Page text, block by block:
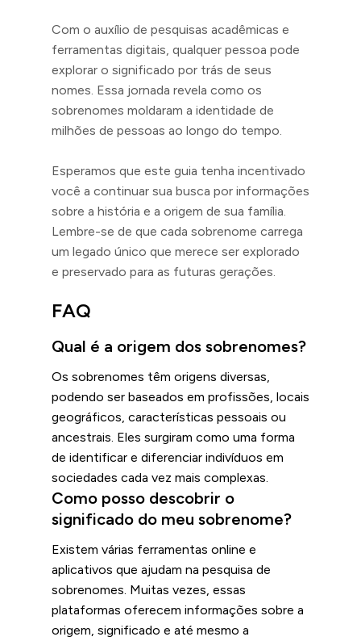
Com o auxílio de pesquisas acadêmicas e
ferramentas digitais, qualquer pessoa pode
explorar o significado por trás de seus
nomes. Essa jornada revela como os
sobrenomes moldaram a identidade de
milhões de pessoas ao longo do tempo.
Esperamos que este guia tenha incentivado
você a continuar sua busca por informações
sobre a história e a origem de sua família.
Lembre-se de que cada sobrenome carrega
um legado único que merece ser explorado
e preservado para as futuras gerações.
FAQ
Qual é a origem dos sobrenomes?
Os sobrenomes têm origens diversas,
podendo ser baseados em profissões, locais
geográficos, características pessoais ou
ancestrais. Eles surgiram como uma forma
de identificar e diferenciar indivíduos em
sociedades cada vez mais complexas.
Como posso descobrir o
significado do meu sobrenome?
Existem várias ferramentas online e
aplicativos que ajudam na pesquisa de
sobrenomes. Muitas vezes, essas
plataformas oferecem informações sobre a
origem, significado e até mesmo a